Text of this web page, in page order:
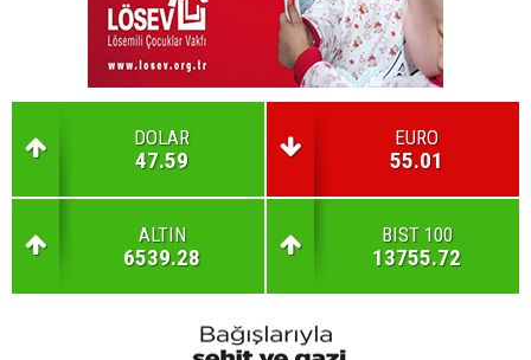
DOLAR
47.59
EURO
55.01
ALTIN
6539.28
BIST 100
13755.72